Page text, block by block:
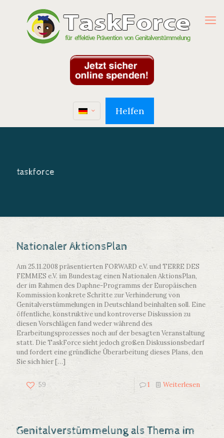
Helfen
taskforce
Nationaler AktionsPlan
Am 25.11.2008 präsentierten FORWARD e.V. und TERRE DES
FEMMES e.V. im Bundestag einen Nationalen AktionsPlan,
der im Rahmen des Daphne-Programms der Europäischen
Kommission konkrete Schritte zur Verhinderung von
Genitalverstümmelungen in Deutschland beinhalten soll. Eine
öffentliche, konstruktive und kontroverse Diskussion zu
diesen Vorschlägen fand weder während des
Erarbeitungsprozesses noch auf der besagten Veranstaltung
statt. Die TaskForce sieht jedoch großen Diskussionsbedarf
und fordert eine gründliche Überarbeitung dieses Plans, den
Sie sich hier[…]
59 1 Weiterlesen
Genitalverstümmelung als Thema im